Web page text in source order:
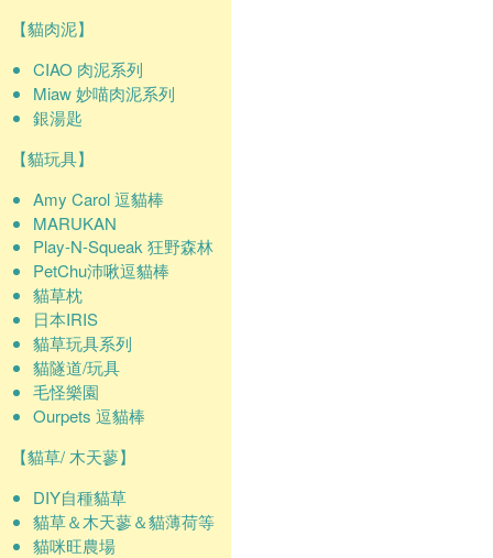
【貓肉泥】
CIAO 肉泥系列
Miaw 妙喵肉泥系列
銀湯匙
【貓玩具】
Amy Carol 逗貓棒
MARUKAN
Play-N-Squeak 狂野森林
PetChu沛啾逗貓棒
貓草枕
日本IRIS
貓草玩具系列
貓隧道/玩具
毛怪樂園
Ourpets 逗貓棒
【貓草/ 木天蓼】
DIY自種貓草
貓草＆木天蓼＆貓薄荷等
貓咪旺農場